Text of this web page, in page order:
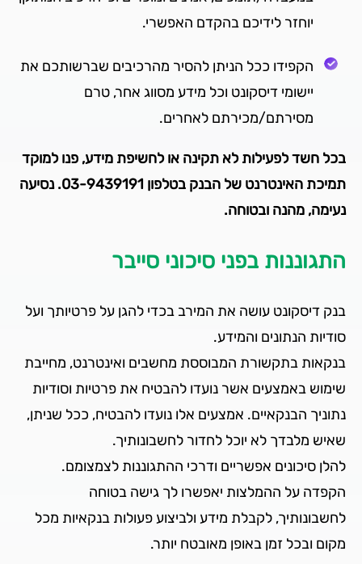
יוחזר לידיכם בהקדם האפשרי.
הקפידו ככל הניתן להסיר מהרכיבים שברשותכם את
יישומי דיסקונט וכל מידע מסווג אחר, טרם
מסירתם/מכירתם לאחרים.
בכל חשד לפעילות לא תקינה או לחשיפת מידע, פנו למוקד
תמיכת האינטרנט של הבנק בטלפון 03-9439191. נסיעה
נעימה, מהנה ובטוחה.
התגוננות בפני סיכוני סייבר
בנק דיסקונט עושה את המירב בכדי להגן על פרטיותך ועל
סודיות הנתונים והמידע.
בנקאות בתקשורת המבוססת מחשבים ואינטרנט, מחייבת
שימוש באמצעים אשר נועדו להבטיח את פרטיות וסודיות
נתוניך הבנקאיים. אמצעים אלו נועדו להבטיח, ככל שניתן,
שאיש מלבדך לא יוכל לחדור לחשבונותיך.
להלן סיכונים אפשריים ודרכי ההתגוננות לצמצומם.
הקפדה על ההמלצות יאפשרו לך גישה בטוחה
לחשבונותיך, לקבלת מידע ולביצוע פעולות בנקאיות מכל
מקום ובכל זמן באופן מאובטח יותר.